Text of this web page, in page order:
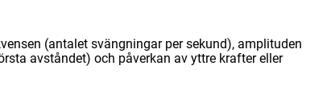
(antalet svängningar per sekund), amplituden
avståndet) och påverkan av yttre krafter eller